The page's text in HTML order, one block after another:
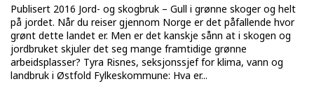
Publisert 2016 Jord- og skogbruk – Gull i grønne skoger og helt
på jordet. Når du reiser gjennom Norge er det påfallende hvor
grønt dette landet er. Men er det kanskje sånn at i skogen og
jordbruket skjuler det seg mange framtidige grønne
arbeidsplasser? Tyra Risnes, seksjonssjef for klima, vann og
landbruk i Østfold Fylkeskommune: Hva er...